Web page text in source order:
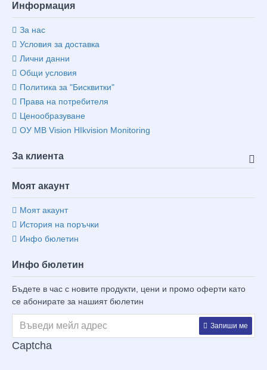
Информация
За нас
Условия за доставка
Лични данни
Общи условия
Политика за "Бисквитки"
Права на потребителя
Ценообразуване
ОУ MB Vision HIkvision Monitoring
За клиента
Моят акаунт
Моят акаунт
История на поръчки
Инфо бюлетин
Инфо бюлетин
Бъдете в час с новите продукти, цени и промо оферти като
се абонирате за нашият бюлетин
Запиши ме
Captcha